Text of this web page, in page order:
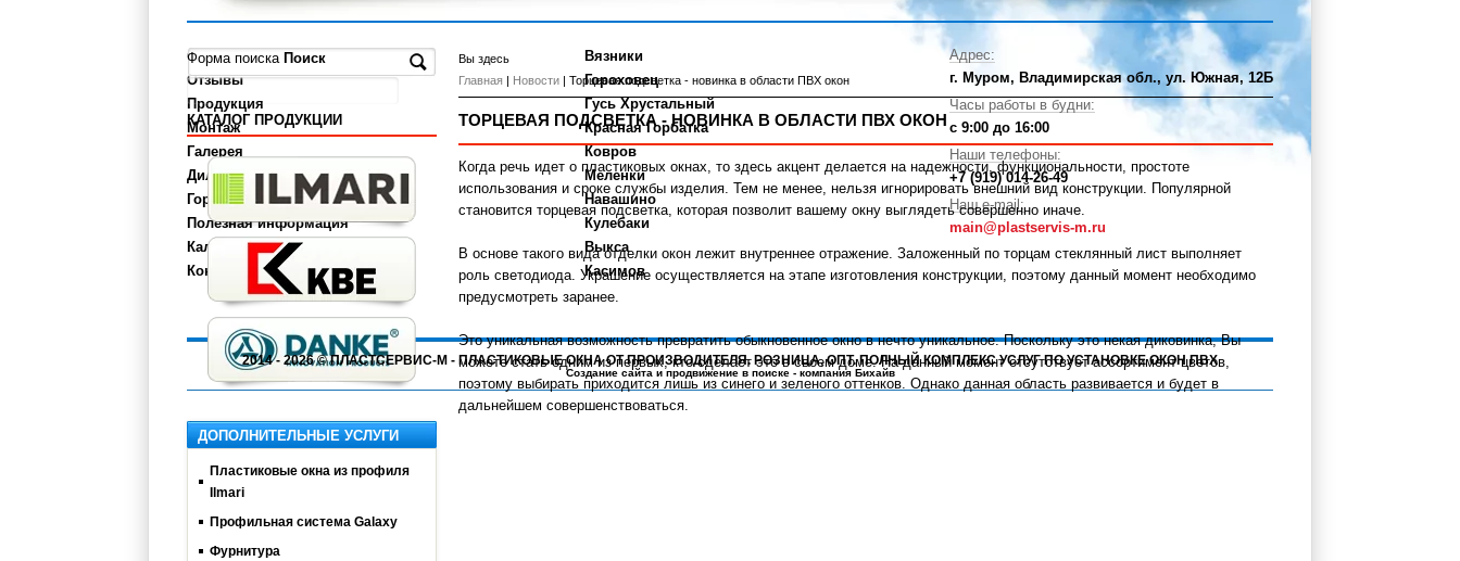
Вы здесь
Главная | Новости | Торцевая подсветка - новинка в области ПВХ окон
ТОРЦЕВАЯ ПОДСВЕТКА - НОВИНКА В ОБЛАСТИ ПВХ ОКОН
Когда речь идет о пластиковых окнах, то здесь акцент делается на надежности, функциональности, простоте
использования и сроке службы изделия. Тем не менее, нельзя игнорировать внешний вид конструкции. Популярной
становится торцевая подсветка, которая позволит вашему окну выглядеть совершенно иначе.
В основе такого вида отделки окон лежит внутреннее отражение. Заложенный по торцам стеклянный лист выполняет
роль светодиода. Украшение осуществляется на этапе изготовления конструкции, поэтому данный момент необходимо
предусмотреть заранее.
Это уникальная возможность превратить обыкновенное окно в нечто уникальное. Поскольку это некая диковинка, Вы
можете стать одним из первых, кто сделает это в своем доме. На данный момент отсутствует ассортимент цветов,
поэтому выбирать приходится лишь из синего и зеленого оттенков. Однако данная область развивается и будет в
дальнейшем совершенствоваться.
Форма поиска Поиск
КАТАЛОГ ПРОДУКЦИИ
ДОПОЛНИТЕЛЬНЫЕ УСЛУГИ
Пластиковые окна из профиля
Ilmari
Профильная система Galaxy
Фурнитура
О компании
Отзывы
Продукция
Монтаж
Галерея
Дилерам
Города
Полезная информация
Калькулятор
Контакты
Вязники
Гороховец
Гусь Хрустальный
Красная Горбатка
Ковров
Меленки
Навашино
Кулебаки
Выкса
Касимов
Адрес:
г. Муром, Владимирская обл., ул. Южная, 12Б
Часы работы в будни:
с 9:00 до 16:00
Наши телефоны:
+7 (919) 014-26-49
Наш e-mail:
main@plastservis-m.ru
2014 - 2026 © ПЛАСТСЕРВИС-М - ПЛАСТИКОВЫЕ ОКНА ОТ ПРОИЗВОДИТЕЛЯ. РОЗНИЦА, ОПТ. ПОЛНЫЙ КОМПЛЕКС УСЛУГ ПО УСТАНОВКЕ ОКОН ПВХ
Создание сайта ипродвижение в поиске- компания Бихайв